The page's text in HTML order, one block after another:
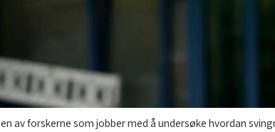
av forskerne som jobber med å undersøke hvordan